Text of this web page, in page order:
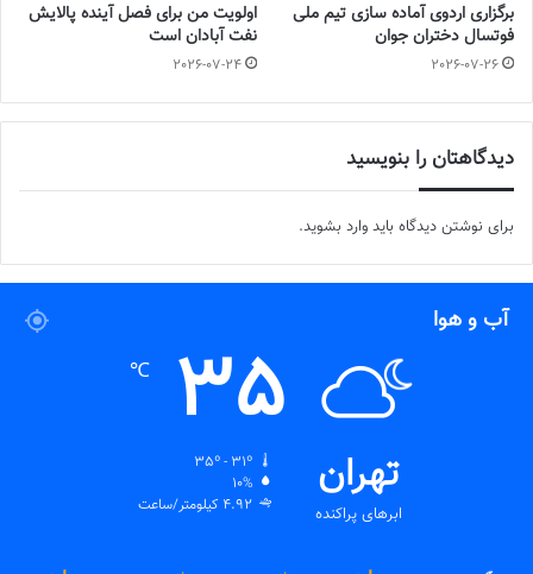
برگزاری اردوی آماده سازی تیم ملی
فوتسال دختران جوان
2026-07-26
اولویت من برای فصل آینده پالایش
نفت آبادان است
2026-07-24
دیدگاهتان را بنویسید
برای نوشتن دیدگاه باید وارد بشوید.
آب و هوا
تهران
ابرهای پراکنده
35
℃
10%
4.92 کیلومتر/ساعت